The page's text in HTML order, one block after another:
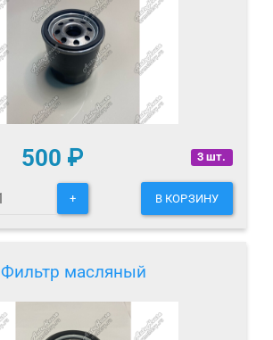
3 шт.
500 ₽
+ В КОРЗИНУ
Фильтр масляный